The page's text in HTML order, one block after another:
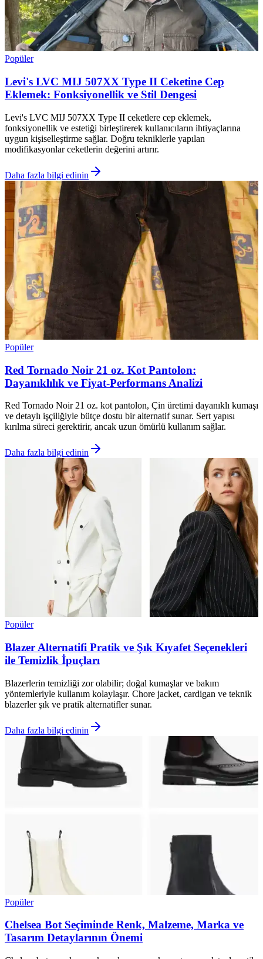
Popüler
Levi's LVC MIJ 507XX Type II Ceketine Cep
Eklemek: Fonksiyonellik ve Stil Dengesi
Levi's LVC MIJ 507XX Type II ceketlere cep eklemek,
fonksiyonellik ve estetiği birleştirerek kullanıcıların ihtiyaçlarına
uygun kişiselleştirme sağlar. Doğru tekniklerle yapılan
modifikasyonlar ceketlerin değerini artırır.
Daha fazla bilgi edinin
Popüler
Red Tornado Noir 21 oz. Kot Pantolon:
Dayanıklılık ve Fiyat-Performans Analizi
Red Tornado Noir 21 oz. kot pantolon, Çin üretimi dayanıklı kumaşı
ve detaylı işçiliğiyle bütçe dostu bir alternatif sunar. Sert yapısı
kırılma süreci gerektirir, ancak uzun ömürlü kullanım sağlar.
Daha fazla bilgi edinin
Popüler
Blazer Alternatifi Pratik ve Şık Kıyafet Seçenekleri
ile Temizlik İpuçları
Blazerlerin temizliği zor olabilir; doğal kumaşlar ve bakım
yöntemleriyle kullanım kolaylaşır. Chore jacket, cardigan ve teknik
blazerler şık ve pratik alternatifler sunar.
Daha fazla bilgi edinin
Popüler
Chelsea Bot Seçiminde Renk, Malzeme, Marka ve
Tasarım Detaylarının Önemi